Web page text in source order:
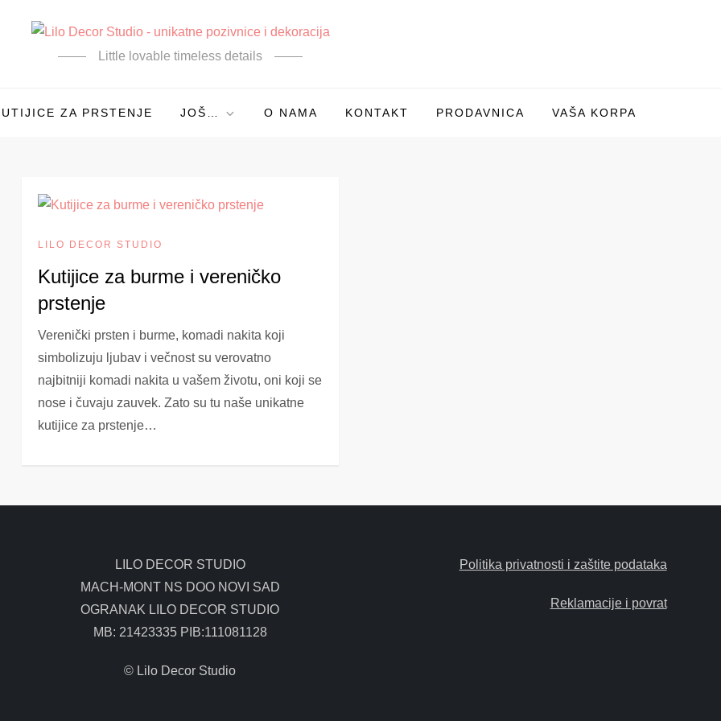
Little lovable timeless details
ZA PRSTENJE JOŠ… O NAMA KONTAKT PRODAVNICA VAŠA KORPA
LILO DECOR STUDIO
Kutijice za burme i vereničko
prstenje
Verenički prsten i burme, komadi nakita koji
simbolizuju ljubav i večnost su verovatno
najbitniji komadi nakita u vašem životu, oni koji se
nose i čuvaju zauvek. Zato su tu naše unikatne
kutijice za prstenje…
LILO DECOR STUDIO
MACH-MONT NS DOO NOVI SAD
OGRANAK LILO DECOR STUDIO
MB: 21423335 PIB:111081128
© Lilo Decor Studio
Politika privatnosti i zaštite podataka
Reklamacije i povrat